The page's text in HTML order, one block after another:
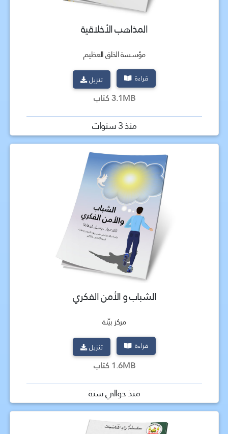
المذاهب الأخلاقية
مؤسسة الخلق العظيم
قراءة تنزيل
3.1MB كتاب
منذ 3 سنوات
الشباب و الأمن الفكري
مركز بيّنة
قراءة تنزيل
1.6MB كتاب
منذ حوالي سنة